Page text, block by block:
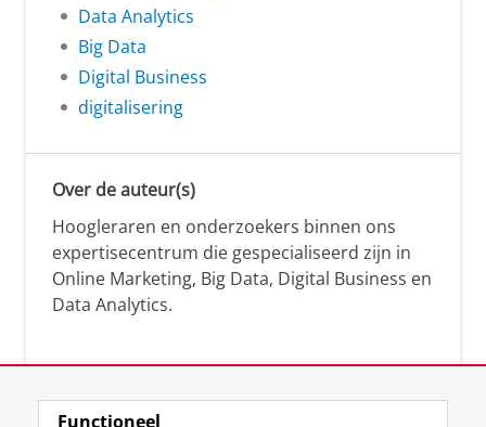
Data Analytics
Big Data
Digital Business
digitalisering
Over de auteur(s)
Hoogleraren en onderzoekers binnen ons
expertisecentrum die gespecialiseerd zijn in
Online Marketing, Big Data, Digital Business en
Data Analytics.
Over deze blog
Functioneel